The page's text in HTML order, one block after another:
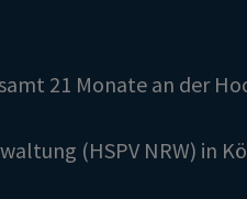
21 Monate an der
(HSPV NRW) in